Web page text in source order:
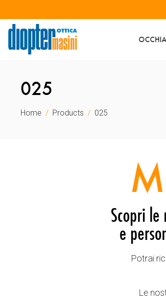
025
Home Products 025
Scopri
e
Potrai
Le